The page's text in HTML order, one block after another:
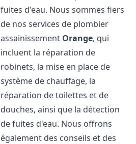
fuites d'eau. Nous sommes fiers
de nos services de plombier
assainissement Orange, qui
incluent la réparation de
robinets, la mise en place de
système de chauffage, la
réparation de toilettes et de
douches, ainsi que la détection
de fuites d'eau. Nous offrons
également des conseils et des